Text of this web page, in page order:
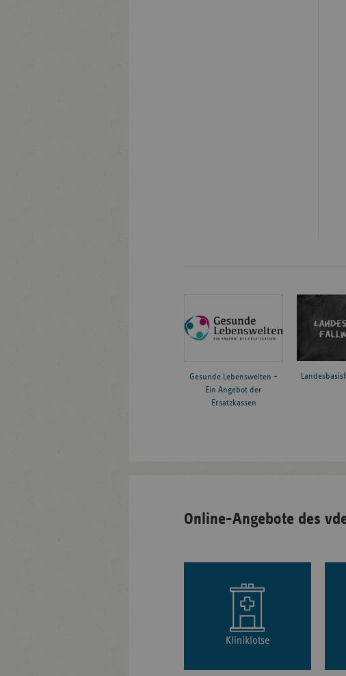
Gesunde Lebenswelten –
Ein Angebot der
Ersatzkassen
Online-Angebote des
Kliniklotse